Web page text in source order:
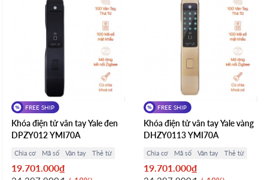
FREE SHIP
Khóa điện tử vân tay Yale đen
DPZY012 YMI70A
Chìa cơ Mã số Vân tay Thẻ từ
19.701.000₫
FREE SHIP
Khóa điện tử vân tay Yale vàng
DHZY0113 YMI70A
Chìa cơ Mã số Vân tay Thẻ từ
19.701.000₫